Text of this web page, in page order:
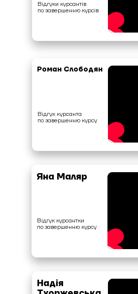
Відгуки курсантів
по завершенню курсів
Роман Слободян
Відгук курсанта
по завершенню курсу
Яна Маляр
Відгук курсантки
по завершенню курсу
Надія